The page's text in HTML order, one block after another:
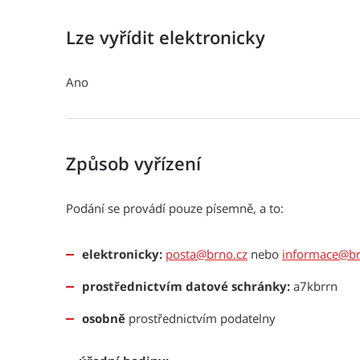
Lze vyřídit elektronicky
Ano
Způsob vyřízení
Podání se provádí pouze písemně, a to:
elektronicky: posta@brno.cz nebo
prostřednictvím datové schránky: a7kbrrn
osobně prostřednictvím podatelny